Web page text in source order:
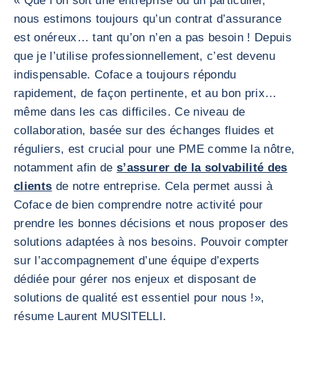
nous estimons toujours qu’un contrat d’assurance
est onéreux… tant qu’on n’en a pas besoin ! Depuis
que je l’utilise professionnellement, c’est devenu
indispensable. Coface a toujours répondu
rapidement, de façon pertinente, et au bon prix…
même dans les cas difficiles. Ce niveau de
collaboration, basée sur des échanges fluides et
réguliers, est crucial pour une PME comme la nôtre,
notamment afin des’assurer de la solvabilité des
clients de notre entreprise. Cela permet aussi à
Coface de bien comprendre notre activité pour
prendre les bonnes décisions et nous proposer des
solutions adaptées à nos besoins. Pouvoir compter
sur l’accompagnement d’une équipe d’experts
dédiée pour gérer nos enjeux et disposant de
solutions de qualité est essentiel pour nous !»,
résume Laurent MUSITELLI.